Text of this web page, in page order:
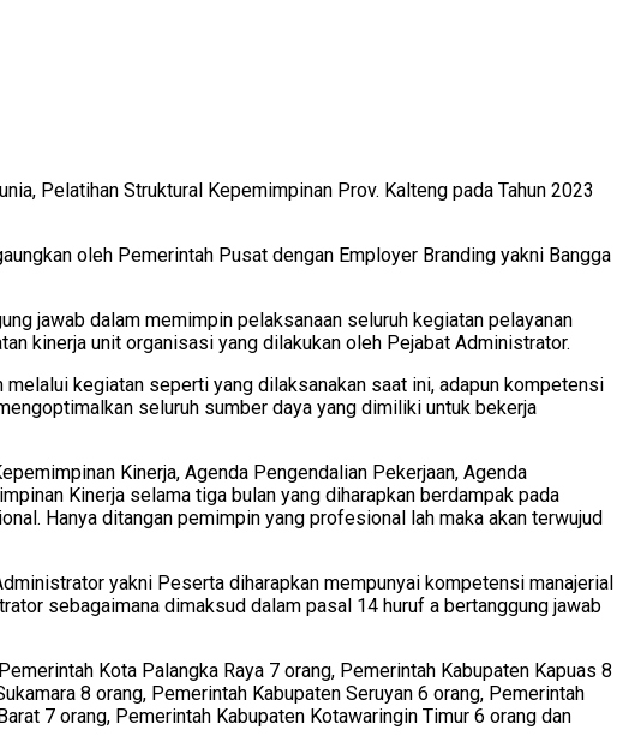
Pelatihan Struktural Kepemimpinan Prov. Kalteng pada Tahun 2023
oleh Pemerintah Pusat dengan Employer Branding yakni Bangga
jawab dalam memimpin pelaksanaan seluruh kegiatan pelayanan
kinerja unit organisasi yang dilakukan oleh Pejabat Administrator.
kegiatan seperti yang dilaksanakan saat ini, adapun kompetensi
seluruh sumber daya yang dimiliki untuk bekerja
Kinerja, Agenda Pengendalian Pekerjaan, Agenda
Kinerja selama tiga bulan yang diharapkan berdampak pada
Hanya ditangan pemimpin yang profesional lah maka akan terwujud
yakni Peserta diharapkan mempunyai kompetensi manajerial
sebagaimana dimaksud dalam pasal 14 huruf a bertanggung jawab
Kota Palangka Raya 7 orang, Pemerintah Kabupaten Kapuas 8
8 orang, Pemerintah Kabupaten Seruyan 6 orang, Pemerintah
7 orang, Pemerintah Kabupaten Kotawaringin Timur 6 orang dan